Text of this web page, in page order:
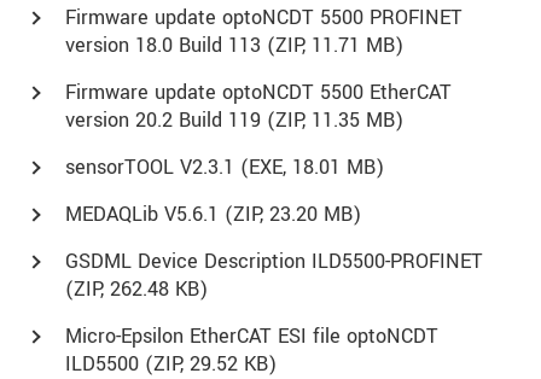
Firmware update optoNCDT 5500 PROFINET
version 18.0 Build 113 (ZIP, 11.71 MB)
Firmware update optoNCDT 5500 EtherCAT
version 20.2 Build 119 (ZIP, 11.35 MB)
sensorTOOL V2.3.1 (EXE, 18.01 MB)
MEDAQLib V5.6.1 (ZIP, 23.20 MB)
GSDML Device Description ILD5500-PROFINET
(ZIP, 262.48 KB)
Micro-Epsilon EtherCAT ESI file optoNCDT
ILD5500 (ZIP, 29.52 KB)